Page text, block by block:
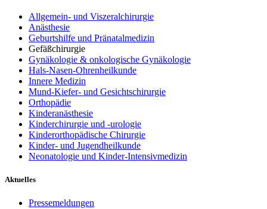
Allgemein- und Viszeralchirurgie
Anästhesie
Geburtshilfe und Pränatalmedizin
Gefäßchirurgie
Gynäkologie & onkologische Gynäkologie
Hals-Nasen-Ohrenheilkunde
Innere Medizin
Mund-Kiefer- und Gesichtschirurgie
Orthopädie
Kinderanästhesie
Kinderchirurgie und -urologie
Kinderorthopädische Chirurgie
Kinder- und Jugendheilkunde
Neonatologie und Kinder-Intensivmedizin
Aktuelles
Pressemeldungen